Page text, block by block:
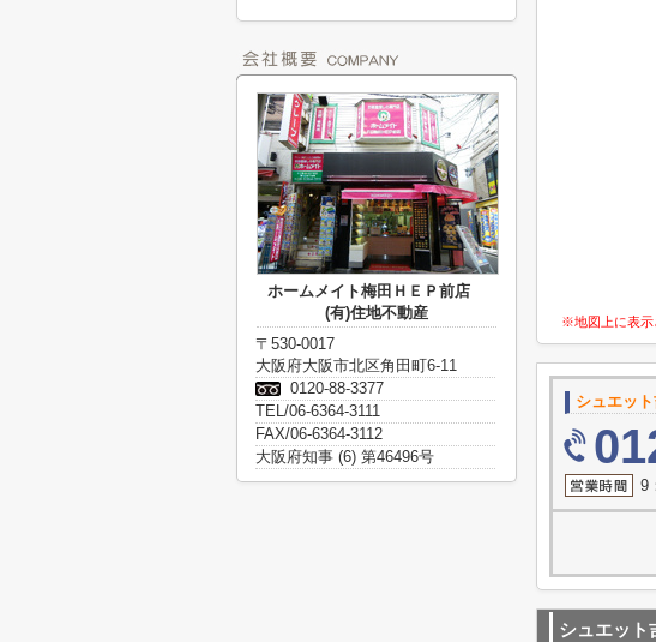
※地図上に表示
シュエッ
9
シュエット
ホームメイト梅田ＨＥＰ前店
(有)住地不動産
〒530-0017
大阪府大阪市北区角田町6-11
0120-88-3377
TEL/06-6364-3111
FAX/06-6364-3112
大阪府知事 (6) 第46496号